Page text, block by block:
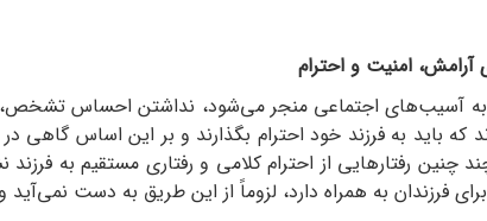
آرامش، امنیت و احترام
به آسیب‌های اجتماعی منجر می‌شود، نداشتن احساس تشخص،
که باید به فرزند خود احترام بگذارند و بر این اساس گاهی
چنین رفتارهایی از احترام کلامی و رفتاری مستقیم به
فرزندان به همراه دارد، لزوماً از این طریق به دست